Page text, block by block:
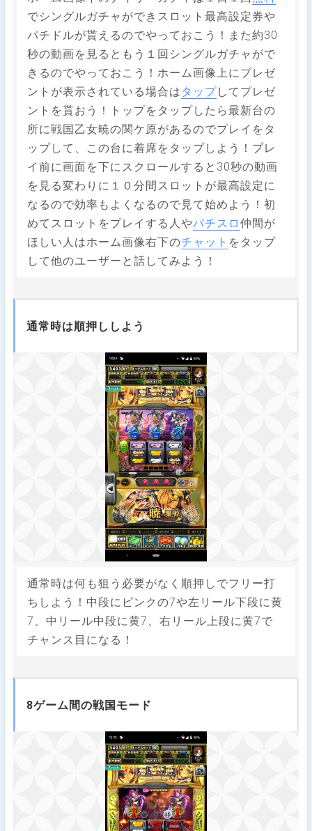
でシングルガチャができスロット最高設定券や
パチドルが貰えるのでやっておこう！また約30
秒の動画を見るともう１回シングルガチャがで
きるのでやっておこう！ホーム画像上にプレゼ
ントが表示されている場合は タップしてプレゼ
ントを貰おう！トップをタップしたら最新台の
所に戦国乙女暁の関ケ原があるのでプレイをタ
ップして、この台に着席をタップしよう！プレ
イ前に画面を下にスクロールすると30秒の動画
を見る変わりに１０分間スロットが最高設定に
なるので効率もよくなるので見て始めよう！初
めてスロットをプレイする人やパチスロ仲間が
ほしい人はホーム画像右下のチャット をタップ
して他のユーザーと話してみよう！
通常時は順押ししよう
通常時は何も狙う必要がなく順押しでフリー打
ちしよう！中段にピンクの7や左リール下段に黄
7、中リール中段に黄7、右リール上段に黄7で
チャンス目になる！
8ゲーム間の戦国モード